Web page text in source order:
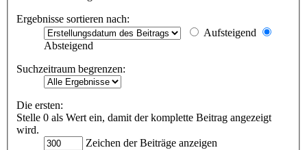
Ergebnisse sortieren nach:
Aufsteigend
Absteigend
Suchzeitraum begrenzen:
Die ersten:
Stelle 0 als Wert ein, damit der komplette Beitrag angezeigt
wird.
Zeichen der Beiträge anzeigen